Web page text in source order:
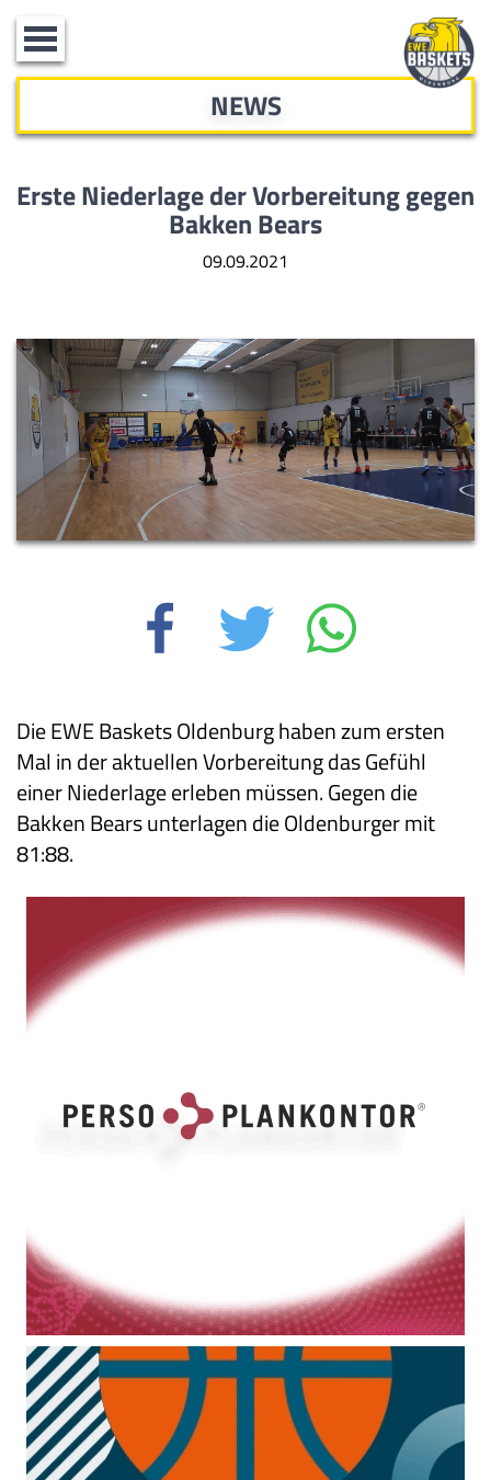
Toggle
navigation
NEWS
Erste Niederlage der Vorbereitung gegen
Bakken Bears
09.09.2021
Die EWE Baskets Oldenburg haben zum ersten
Mal in der aktuellen Vorbereitung das Gefühl
einer Niederlage erleben müssen. Gegen die
Bakken Bears unterlagen die Oldenburger mit
81:88.